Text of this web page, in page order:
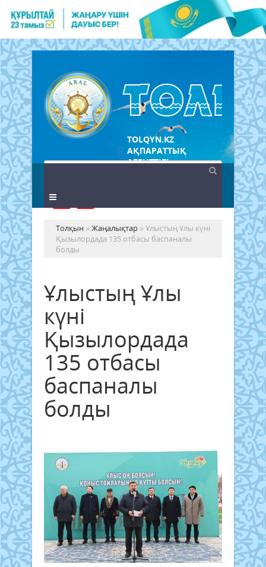
TOLQYN.KZ
АҚПАРАТТЫҚ
АГЕНТТІГІ
Толқын »Жаңалықтар » Ұлыстың Ұлы күні
Қызылордада 135 отбасы баспаналы
болды
Ұлыстың Ұлы
күні
Қызылордада
135 отбасы
баспаналы
болды